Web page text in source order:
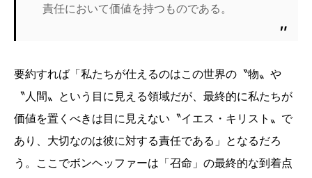
責任において価値を持つものである。
要約すれば「私たちが仕えるのはこの世界の〝物〟や
〝人間〟という目に見える領域だが、最終的に私たちが
価値を置くべきは目に見えない〝イエス・キリスト〟で
あり、大切なのは彼に対する責任である」となるだろ
う。ここでボンヘッファーは「召命」の最終的な到着点